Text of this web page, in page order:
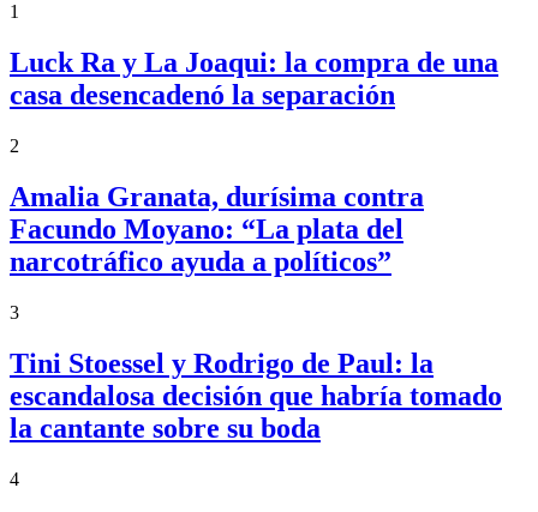
1
Luck Ra y La Joaqui: la compra de una
casa desencadenó la separación
2
Amalia Granata, durísima contra
Facundo Moyano: “La plata del
narcotráfico ayuda a políticos”
3
Tini Stoessel y Rodrigo de Paul: la
escandalosa decisión que habría tomado
la cantante sobre su boda
4